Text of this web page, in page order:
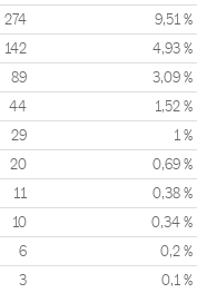
274 9,51 %
142 4,93 %
89 3,09 %
44 1,52 %
29 1 %
20 0,69 %
11 0,38 %
10 0,34 %
6 0,2 %
3 0,1 %